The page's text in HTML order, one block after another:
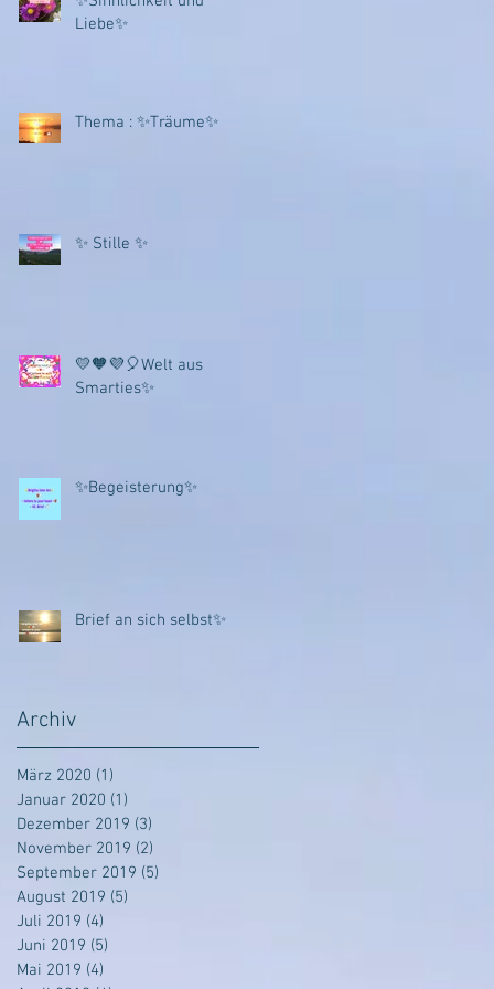
Liebe✨
Thema : ✨Träume✨
✨ Stille ✨
💛🧡💜🎈Welt aus
Smarties✨
✨Begeisterung✨
Brief an sich selbst✨
Archiv
März 2020 (1)
Januar 2020 (1)
Dezember 2019 (3)
November 2019 (2)
September 2019 (5)
August 2019 (5)
Juli 2019 (4)
Juni 2019 (5)
Mai 2019 (4)